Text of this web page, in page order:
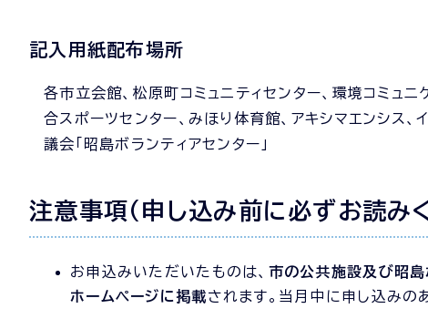
記入用紙配布場所
各市立会館、松原町コミュニティセンター、環境コミュ
合スポーツセンター、みほり体育館、アキシマエンシス
議会「昭島ボランティアセンター」
注意事項(申し込み前に必ずお読み
お申込みいただいたものは、 市の公共施設及び昭島
ホームページに掲載されます。当月中に申し込みの